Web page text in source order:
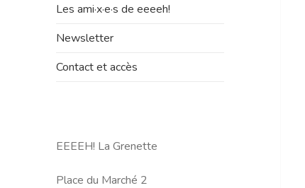
Les ami·x·e·s de eeeeh!
Newsletter
Contact et accès
EEEEH! La Grenette
Place du Marché 2